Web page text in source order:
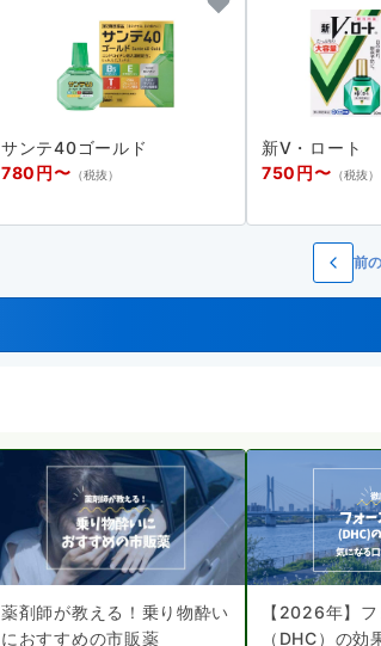
サンテ40ゴールド
780円〜 （税抜）
新V・ロート
750円〜 （税抜）
前
薬剤師が教える！乗り物酔い
におすすめの市販薬
【2026年】
（DHC）の効